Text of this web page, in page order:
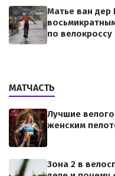
Матье ван дер
по велокроссу
МАТЧАСТЬ
Лучшие
женским
Зона 2 в